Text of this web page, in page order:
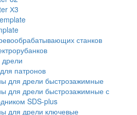
Х3
станков
патронов
для дрели быстрозажимные
для дрели быстрозажимные с
SDS-plus
для дрели ключевые